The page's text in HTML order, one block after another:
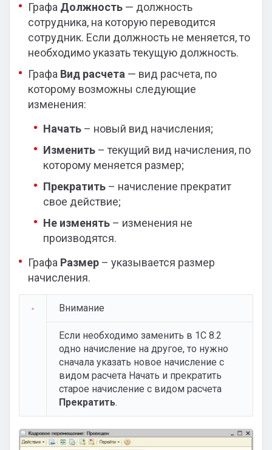
Графа Должность — должность
сотрудника, на которую переводится
сотрудник. Если должность не меняется, то
необходимо указать текущую должность.
Графа Вид расчета — вид расчета, по
которому возможны следующие
изменения:
Начать – новый вид начисления;
Изменить – текущий вид начисления, по
которому меняется размер;
Прекратить – начисление прекратит
свое действие;
Не изменять – изменения не
производятся.
Графа Размер – указывается размер
начисления.
Внимание
Если необходимо заменить в 1С 8.2
одно начисление на другое, то нужно
сначала указать новое начисление с
видом расчета Начать и прекратить
старое начисление с видом расчета
Прекратить.